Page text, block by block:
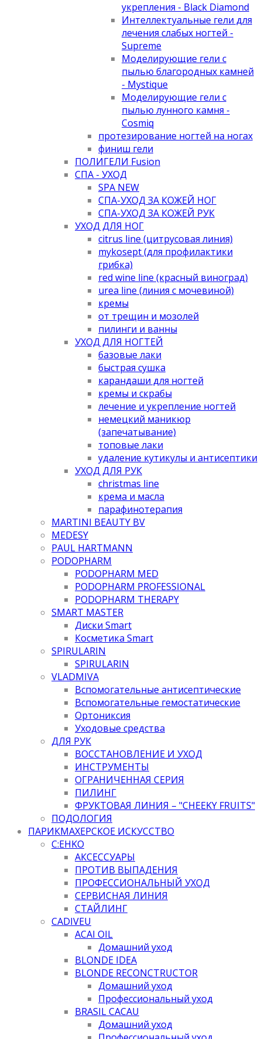
укрепления - Black Diamond
Интеллектуальные гели для
лечения слабых ногтей -
Supreme
Моделирующие гели с
пылью благородных камней
- Mystique
Моделирующие гели с
пылью лунного камня -
Cosmiq
протезирование ногтей на ногах
финиш гели
ПОЛИГЕЛИ Fusion
СПА - УХОД
SPA NEW
СПА-УХОД ЗА КОЖЕЙ НОГ
СПА-УХОД ЗА КОЖЕЙ РУК
УХОД ДЛЯ НОГ
citrus line (цитрусовая линия)
mykosept (для профилактики
грибка)
red wine line (красный виноград)
urea line (линия с мочевиной)
кремы
от трещин и мозолей
пилинги и ванны
УХОД ДЛЯ НОГТЕЙ
базовые лаки
быстрая сушка
карандаши для ногтей
кремы и скрабы
лечение и укрепление ногтей
немецкий маникюр
(запечатывание)
топовые лаки
удаление кутикулы и антисептики
УХОД ДЛЯ РУК
christmas line
крема и масла
парафинотерапия
MARTINI BEAUTY BV
MEDESY
PAUL HARTMANN
PODOPHARM
PODOPHARM MED
PODOPHARM PROFESSIONAL
PODOPHARM THERAPY
SMART MASTER
Диски Smart
Косметика Smart
SPIRULARIN
SPIRULARIN
VLADMIVA
Вспомогательные антисептические
Вспомогательные гемостатические
Ортониксия
Уходовые средства
ДЛЯ РУК
ВОССТАНОВЛЕНИЕ И УХОД
ИНСТРУМЕНТЫ
ОГРАНИЧЕННАЯ СЕРИЯ
ПИЛИНГ
ФРУКТОВАЯ ЛИНИЯ – "CHEEKY FRUITS"
ПОДОЛОГИЯ
ПАРИКМАХЕРСКОЕ ИСКУССТВО
C:EHKO
АКСЕССУАРЫ
ПРОТИВ ВЫПАДЕНИЯ
ПРОФЕССИОНАЛЬНЫЙ УХОД
СЕРВИСНАЯ ЛИНИЯ
СТАЙЛИНГ
CADIVEU
ACAI OIL
Домашний уход
BLONDE IDEA
BLONDE RECONCTRUCTOR
Домашний уход
Профессиональный уход
BRASIL CACAU
Домашний уход